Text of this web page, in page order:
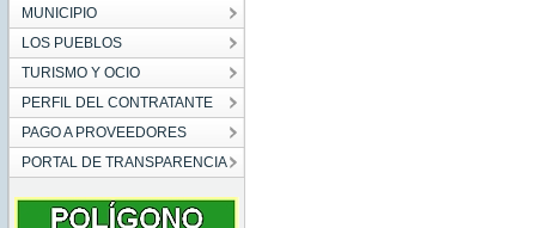
MUNICIPIO
LOS PUEBLOS
TURISMO Y OCIO
PERFIL DEL CONTRATANTE
PAGO A PROVEEDORES
PORTAL DE TRANSPARENCIA